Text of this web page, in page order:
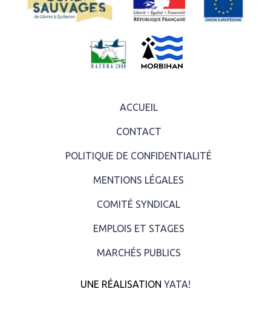
ACCUEIL
CONTACT
POLITIQUE DE CONFIDENTIALITÉ
MENTIONS LÉGALES
COMITÉ SYNDICAL
EMPLOIS ET STAGES
MARCHÉS PUBLICS
UNE RÉALISATION YATA!